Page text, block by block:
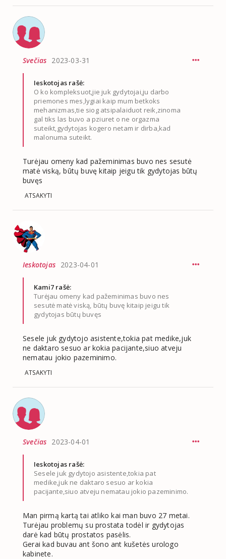
Svečias 2023-03-31
Ieskotojas rašė:
O ko kompleksuot,jie juk gydytojai,ju darbo
priemones mes,lygiai kaip mum betkoks
mehanizmas,tie siog atsipalaiduot reik,zinoma
gal tiks las buvo a pziuret o ne orgazma
suteikt,gydytojas kogero netam ir dirba,kad
malonuma suteikt.
Turėjau omeny kad pažeminimas buvo nes sesutė
matė viską, būtų buvę kitaip jeigu tik gydytojas būtų
buvęs
ATSAKYTI
Ieskotojas 2023-04-01
Kami7 rašė:
Turėjau omeny kad pažeminimas buvo nes
sesutė matė viską, būtų buvę kitaip jeigu tik
gydytojas būtų buvęs
Sesele juk gydytojo asistente,tokia pat medike,juk
ne daktaro sesuo ar kokia pacijante,siuo atveju
nematau jokio pazeminimo.
ATSAKYTI
Svečias 2023-04-01
Ieskotojas rašė:
Sesele juk gydytojo asistente,tokia pat
medike,juk ne daktaro sesuo ar kokia
pacijante,siuo atveju nematau jokio pazeminimo.
Man pirmą kartą tai atliko kai man buvo 27 metai.
Turėjau problemų su prostata todėl ir gydytojas
darė kad būtų prostatos pasėlis.
Gerai kad buvau ant šono ant kušetės urologo
kabinete.